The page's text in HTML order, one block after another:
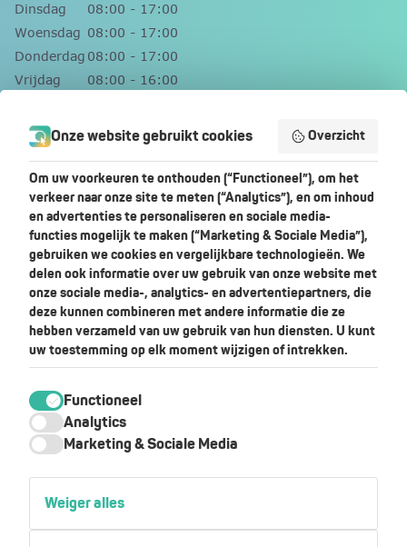
Contact
+31 (0)492 218975
info@skylar.nl
+31 619966247
Achterdijk 14
5705CB Helmond
Dinsdag
08:00 - 17:00
Woensdag 08:00 - 17:00
Donderdag 08:00 - 17:00
Vrijdag
08:00 - 16:00
Zondag
Gesloten
Onze website gebruikt cookies Overzicht
Om uw voorkeuren te onthouden (“Functioneel”), om het
verkeer naar onze site te meten (“Analytics”), en om inhoud
en advertenties te personaliseren en sociale media-
functies mogelijk te maken (“Marketing & Sociale Media”),
gebruiken we cookies en vergelijkbare technologieën. We
delen ook informatie over uw gebruik van onze website met
onze sociale media-, analytics- en advertentiepartners, die
deze kunnen combineren met andere informatie die ze
hebben verzameld van uw gebruik van hun diensten. U kunt
uw toestemming op elk moment wijzigen of intrekken.
Functioneel
Analytics
Marketing & Sociale Media
Weiger alles